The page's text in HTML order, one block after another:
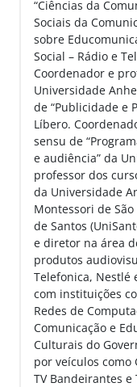
“Ciências da
Sociais da
sobre
Social – Rádio e
Coordenador e
Universidade
de “Publicidade e
Líbero.
sensu de
e audiência” da
professor dos
da Universidade
Montessori de
de Santos
e diretor na área
produtos
Telefonica, Nestlé
com instituições
Redes de
Comunicação e
Culturais do
por veículos como
TV Bandeirantes e